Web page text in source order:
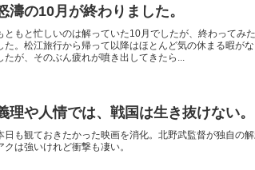
濤の10月が終わりました。
ともと忙しいのは解っていた10月でしたが、終わってみ
た。松江旅行から帰って以降はほとんど気の休まる暇が
たが、そのぶん疲れが噴き出してきたら...
理や人情では、戦国は生き抜けない。
日も観ておきたかった映画を消化。北野武監督が独自の
クは強いけれど衝撃も凄い。